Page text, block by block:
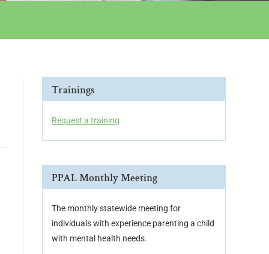
Trainings
Request a training
PPAL Monthly Meeting
The monthly statewide meeting for
individuals with experience parenting a child
with mental health needs.